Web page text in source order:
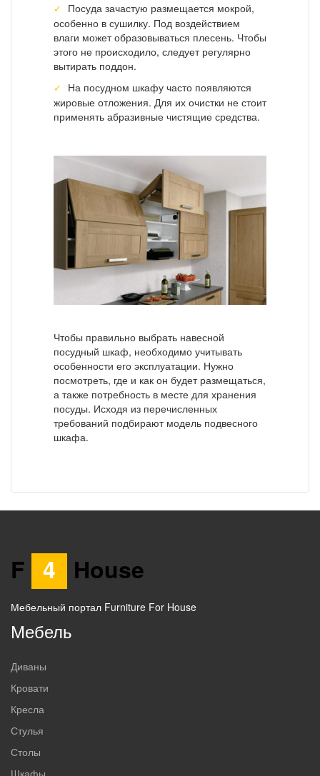
Посуда зачастую размещается мокрой,
особенно в сушилку. Под воздействием
влаги может образовываться плесень. Чтобы
этого не происходило, следует регулярно
вытирать поддон.
На посудном шкафу часто появляются
жировые отложения. Для их очистки не стоит
применять абразивные чистящие средства.
Чтобы правильно выбрать навесной
посудный шкаф, необходимо учитывать
особенности его эксплуатации. Нужно
посмотреть, где и как он будет размещаться,
а также потребность в месте для хранения
посуды. Исходя из перечисленных
требований подбирают модель подвесного
шкафа.
F 4 House
Мебельный портал Furniture For House
Мебель
Диваны
Кровати
Кресла
Стулья
Столы